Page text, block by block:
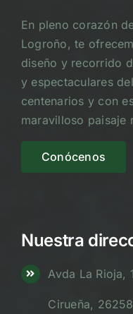
En pleno corazón
Logroño, te
diseño y recorrido
y espectaculares
centenarios y con
maravilloso paisaje
Conócenos
Nuestra
Avda La Rioja,
Cirueña,